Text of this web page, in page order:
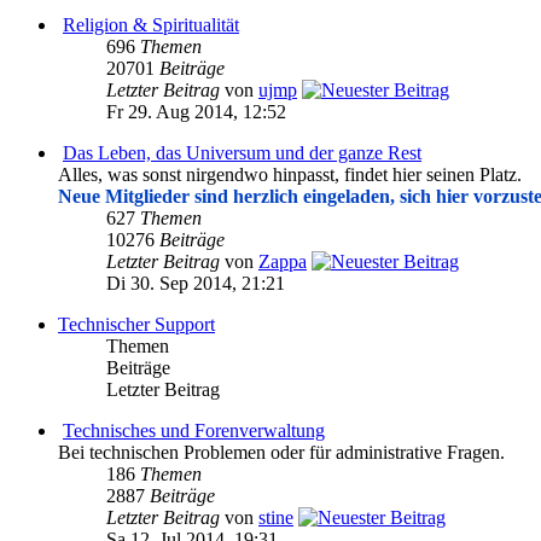
Religion & Spiritualität
696 Themen
20701 Beiträge
Letzter Beitrag von ujmp
Fr 29. Aug 2014, 12:52
Das Leben, das Universum und der ganze Rest
Alles, was sonst nirgendwo hinpasst, findet hier seinen Platz.
Neue Mitglieder sind herzlich eingeladen, sich hier
627 Themen
10276 Beiträge
Letzter Beitrag von Zappa
Di 30. Sep 2014, 21:21
Technischer Support
Themen
Beiträge
Letzter Beitrag
Technisches und Forenverwaltung
Bei technischen Problemen oder für administrative Fragen.
186 Themen
2887 Beiträge
Letzter Beitrag von stine